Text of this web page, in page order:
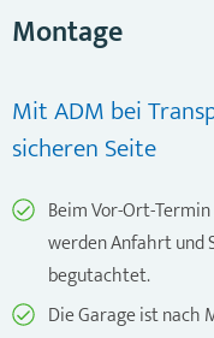
Montage
Mit ADM bei
sicheren Seite
Beim Vor-Ort-
werden Anfahrt und
begutachtet.
Die Garage ist nach